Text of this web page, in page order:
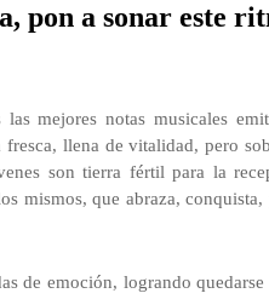
pon a sonar este
mejores notas musicales
llena de vitalidad, pero
son tierra fértil para la
mismos, que abraza, conquista,
de emoción, logrando